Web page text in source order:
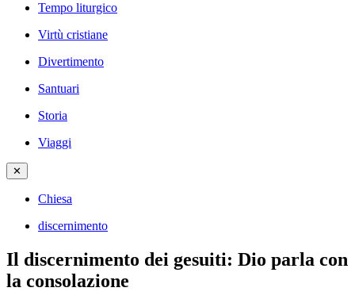
Tempo liturgico
Virtù cristiane
Divertimento
Santuari
Storia
Viaggi
✕
Chiesa
discernimento
Il discernimento dei gesuiti: Dio parla con
la consolazione